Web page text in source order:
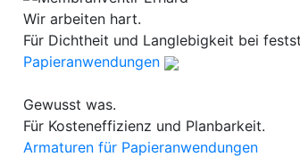
Wir arbeiten hart.
Für Dichtheit und Langlebigkeit bei
Papieranwendungen
Gewusst was.
Für Kosteneffizienz und Planbarkeit.
Armaturen für Papieranwendungen